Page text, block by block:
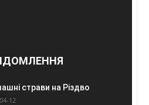
страви на Різдво
12